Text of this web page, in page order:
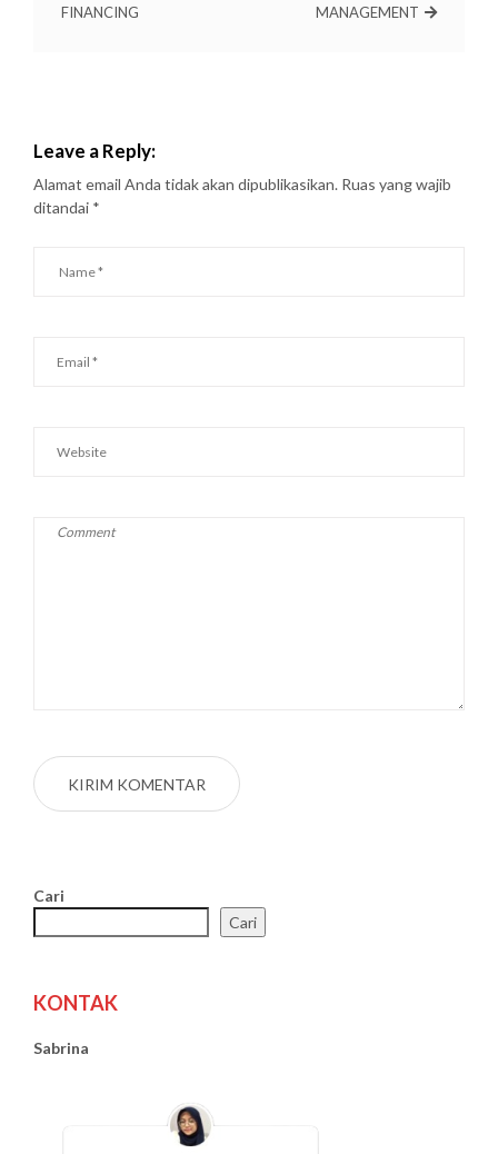
FINANCING MANAGEMENT
Leave a Reply:
Alamat email Anda tidak akan dipublikasikan. Ruas yang wajib
ditandai *
Cari
Cari
KONTAK
Sabrina